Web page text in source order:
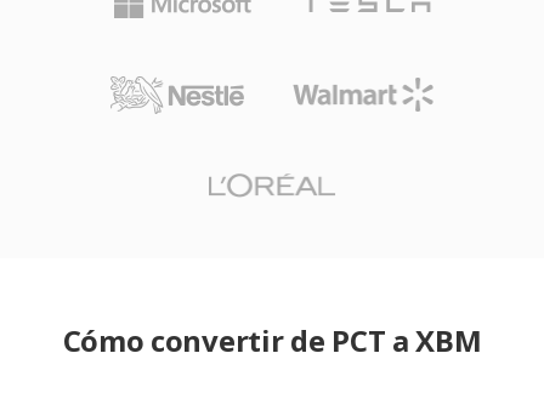
Cómo convertir de PCT a XBM